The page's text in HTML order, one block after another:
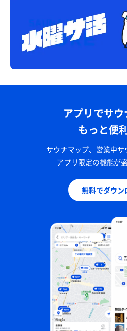
アプリでサ
もっと便
サウナマップ、営業中サ
アプリ限定の機能が
無料でダウン